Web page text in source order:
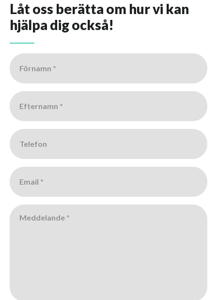
Låt oss berätta om hur vi kan
hjälpa dig också!
Förnamn
Efternamn
Telefon
Email
Meddelande